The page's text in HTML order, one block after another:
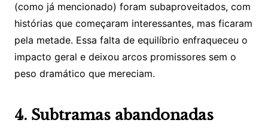
(como já mencionado) foram subaproveitados, com
histórias que começaram interessantes, mas ficaram
pela metade. Essa falta de equilíbrio enfraqueceu o
impacto geral e deixou arcos promissores sem o
peso dramático que mereciam.
4. Subtramas abandonadas